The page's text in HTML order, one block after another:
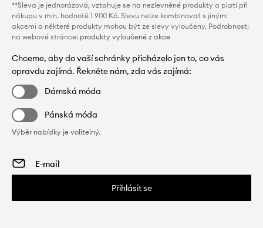
**Sleva je jednorázová, vztahuje se na nezlevněné produkty a platí při
nákupu v min. hodnotě 1 900 Kč. Slevu nelze kombinovat s jinými
akcemi a některé produkty mohou být ze slevy vyloučeny. Podrobnosti
na webové stránce: produkty vyloučené z akce
Chceme, aby do vaší schránky přicházelo jen to, co vás
opravdu zajímá. Řekněte nám, zda vás zajímá:
Dámská móda
Pánská móda
Výběr nabídky je volitelný.
Přihlásit se